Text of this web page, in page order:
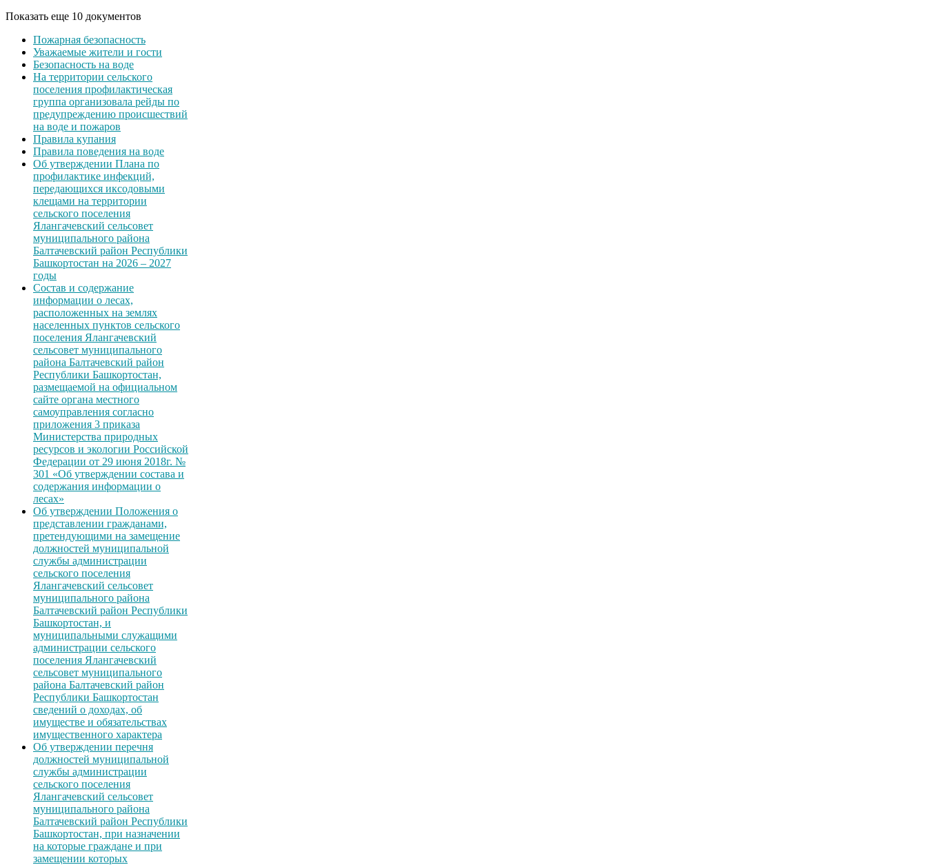
Показать еще 10 документов
Пожарная безопасность
Уважаемые жители и гости
Безопасность на воде
На территории сельского
поселения профилактическая
группа организовала рейды по
предупреждению происшествий
на воде и пожаров
Правила купания
Правила поведения на воде
Об утверждении Плана по
профилактике инфекций,
передающихся иксодовыми
клещами на территории
сельского поселения
Ялангачевский сельсовет
муниципального района
Балтачевский район Республики
Башкортостан на 2026 – 2027
годы
Состав и содержание
информации о лесах,
расположенных на землях
населенных пунктов сельского
поселения Ялангачевский
сельсовет муниципального
района Балтачевский район
Республики Башкортостан,
размещаемой на официальном
сайте органа местного
самоуправления согласно
приложения 3 приказа
Министерства природных
ресурсов и экологии Российской
Федерации от 29 июня 2018г. №
301 «Об утверждении состава и
содержания информации о
лесах»
Об утверждении Положения о
представлении гражданами,
претендующими на замещение
должностей муниципальной
службы администрации
сельского поселения
Ялангачевский сельсовет
муниципального района
Балтачевский район Республики
Башкортостан, и
муниципальными служащими
администрации сельского
поселения Ялангачевский
сельсовет муниципального
района Балтачевский район
Республики Башкортостан
сведений о доходах, об
имуществе и обязательствах
имущественного характера
Об утверждении перечня
должностей муниципальной
службы администрации
сельского поселения
Ялангачевский сельсовет
муниципального района
Балтачевский район Республики
Башкортостан, при назначении
на которые граждане и при
замещении которых